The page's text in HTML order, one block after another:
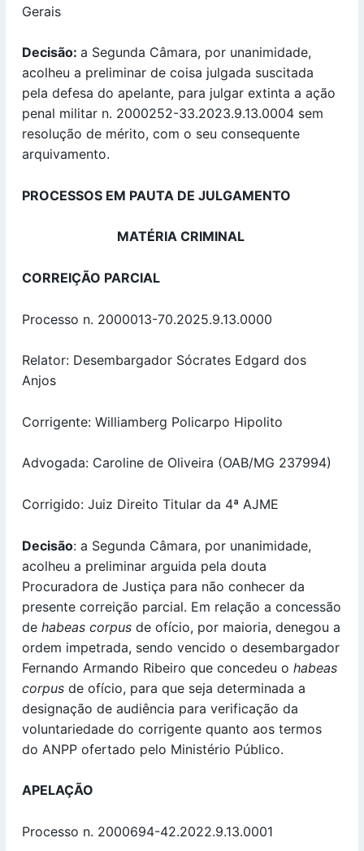
Gerais
Decisão:a Segunda Câmara, por unanimidade,
acolheu a preliminar de coisa julgada suscitada
pela defesa do apelante, para julgar extinta a ação
penal militar n. 2000252-33.2023.9.13.0004 sem
resolução de mérito, com o seu consequente
arquivamento.
PROCESSOS EM PAUTA DE JULGAMENTO
MATÉRIA CRIMINAL
CORREIÇÃO PARCIAL
Processo n. 2000013-70.2025.9.13.0000
Relator: Desembargador Sócrates Edgard dos
Anjos
Corrigente: Williamberg Policarpo Hipolito
Advogada: Caroline de Oliveira (OAB/MG 237994)
Corrigido: Juiz Direito Titular da 4ª AJME
Decisão: a Segunda Câmara, por unanimidade,
acolheu a preliminar arguida pela douta
Procuradora de Justiça para não conhecer da
presente correição parcial. Em relação a concessão
dehabeas corpus de ofício, por maioria, denegou a
ordem impetrada, sendo vencido o desembargador
Fernando Armando Ribeiro que concedeu ohabeas
corpus de ofício, para que seja determinada a
designação de audiência para verificação da
voluntariedade do corrigente quanto aos termos
do ANPP ofertado pelo Ministério Público.
APELAÇÃO
Processo n. 2000694-42.2022.9.13.0001